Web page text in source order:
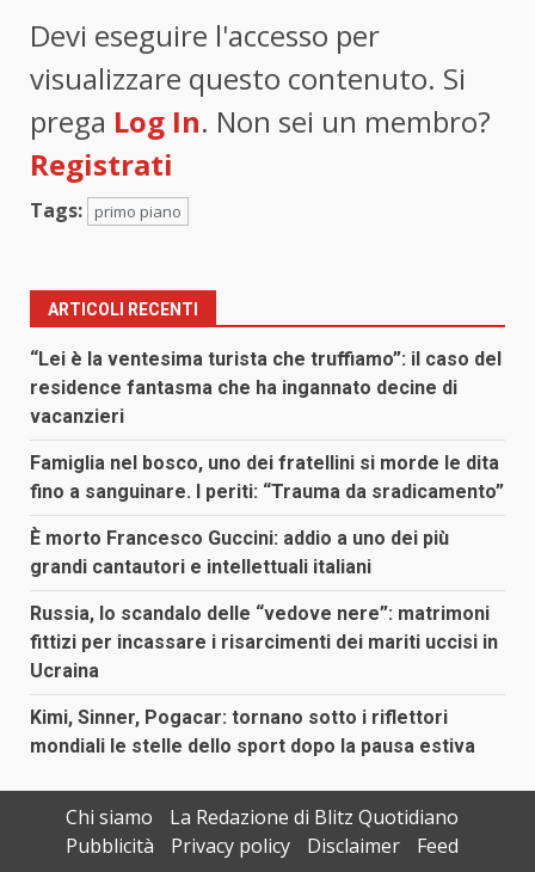
Devi eseguire l'accesso per
visualizzare questo contenuto. Si
prega Log In. Non sei un membro?
Registrati
Tags: primo piano
ARTICOLI RECENTI
“Lei è la ventesima turista che truffiamo”: il caso del
residence fantasma che ha ingannato decine di
vacanzieri
Famiglia nel bosco, uno dei fratellini si morde le dita
fino a sanguinare. I periti: “Trauma da sradicamento”
È morto Francesco Guccini: addio a uno dei più
grandi cantautori e intellettuali italiani
Russia, lo scandalo delle “vedove nere”: matrimoni
fittizi per incassare i risarcimenti dei mariti uccisi in
Ucraina
Kimi, Sinner, Pogacar: tornano sotto i riflettori
mondiali le stelle dello sport dopo la pausa estiva
Chi siamo
La Redazione di Blitz Quotidiano
Pubblicità
Privacy policy Disclaimer Feed